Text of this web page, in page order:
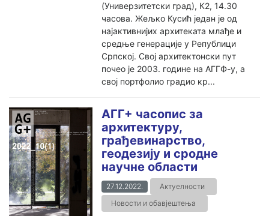
(Универзитетски град), К2, 14.30
часова. Жељко Кусић један је од
најактивнијих архитеката млађе и
средње генерације у Републици
Српској. Свој архитектонски пут
почео је 2003. године на АГГФ-у, а
свој портфолио градио кр...
АГГ+ часопис за
архитектуру,
грађевинарство,
геодезију и сродне
научне области
27.12.2022.
Актуелности
Новости и обавјештења